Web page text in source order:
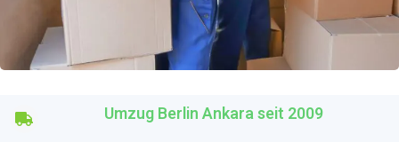
Umzug Berlin Ankara seit 2009